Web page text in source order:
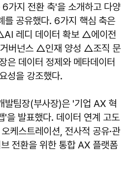
가지 전환 축'을 소개하고 다양
를 공유했다. 6가지 핵심 축은
레디 데이터 확보 △에이전
버넌스 △인재 양성 △조직 문
은 데이터 정제와 메타데이터
성을 강조했다.
발팀장(부사장)은 '기업 AX 혁
'을 발표했다. 데이터 연계 고도
케스트레이션, 전사적 공유·관
전환을 위한 통합 AX 플랫폼